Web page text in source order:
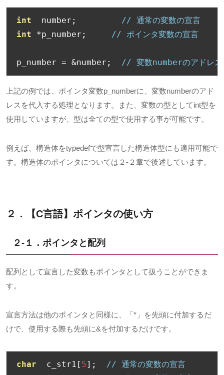
int
  number
;
// 通常の変数の宣言
int
*p_number ; // ポインタ変数の宣言
p_number = &number ; // 変数numberのアドレス
上記の例では、ポインタ変数p_numberに、変数numberのアド
レスを代入する処理となります。また、変数の型としてint型を
使用していますが、型は全ての型で使用する事が可能です。
例えば、構造体をtypedefで型宣言した構造体型にも適用可能で
す。構造体のポインタについては２-２章で後述しています。
２．【C言語】ポインタの使い方
２-１． ポインタと配列
配列として宣言した変数もポインタとして扱うことができま
す。
宣言方法は他のポインタと同様に、「*」を先頭に付加するだ
けで、使用する際も先頭に&を付加するだけです。
char
  c_str1
[ 5];
// 通常の変数の宣言